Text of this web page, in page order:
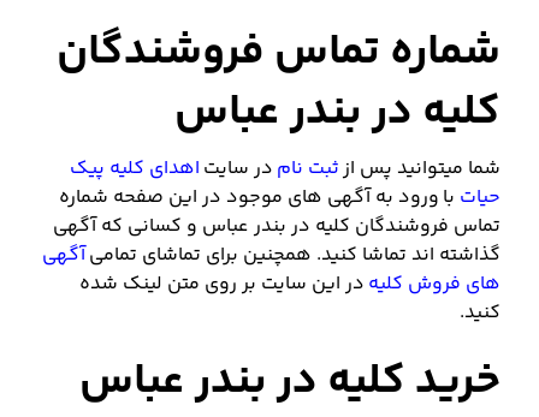
شماره تماس فروشندگان
کلیه در بندر عباس
شما میتوانید پس ازثبت نام در سایت اهدای کلیه پیک
حیات با ورود به آگهی های موجود در این صفحه شماره
تماس فروشندگان کلیه در بندر عباس و کسانی که آگهی
گذاشته اند تماشا کنید. همچنین برای تماشای تمامیآگهی
های فروش کلیه در این سایت بر روی متن لینک شده
کنید.
خرید کلیه در بندر عباس